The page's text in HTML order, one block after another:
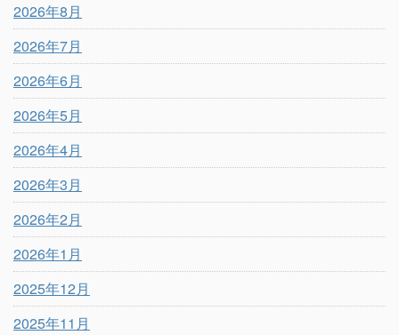
2026年8月
2026年7月
2026年6月
2026年5月
2026年4月
2026年3月
2026年2月
2026年1月
2025年12月
2025年11月